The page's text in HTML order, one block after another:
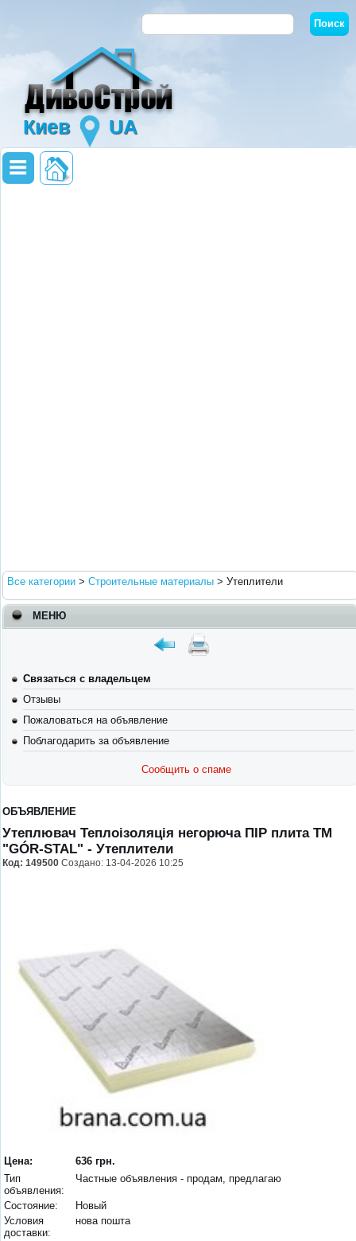
Киев UA
Все категории > Строительные материалы > Утеплители
МЕНЮ
Связаться с владельцем
Отзывы
Пожаловаться на объявление
Поблагодарить за объявление
Сообщить о спаме
ОБЪЯВЛЕНИЕ
Утеплювач Теплоізоляція негорюча ПІР плита ТМ
"GÓR-STAL" - Утеплители
Код: 149500 Создано: 13-04-2026 10:25
Цена:
636 грн.
Тип
объявления:
Частные объявления - продам, предлагаю
Состояние:
Новый
Условия
доставки:
нова пошта